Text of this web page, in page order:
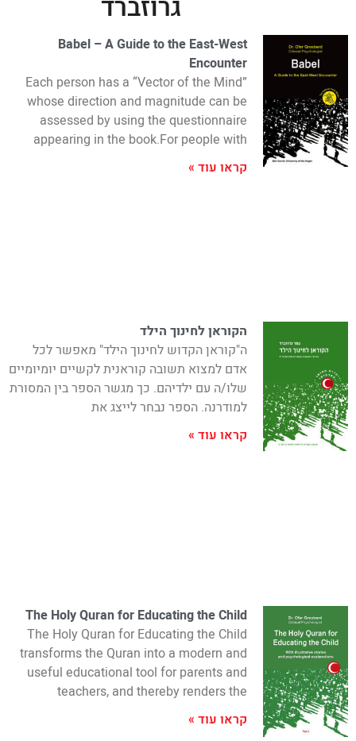
גרוזברד
Babel – A Guide to the East-West
Encounter
Each person has a “Vector of the Mind”
whose direction and magnitude can be
assessed by using the questionnaire
appearing in the book.For people with
קראו עוד »
הקוראן לחינוך הילד
ה"קוראן הקדוש לחינוך הילד" מאפשר לכל
אדם למצוא תשובה קוראנית לקשיים יומיומיים
שלו/ה עם ילדיהם. כך מגשר הספר בין המסורת
למודרנה. הספר נבחר לייצג את
קראו עוד »
The Holy Quran for Educating the Child
The Holy Quran for Educating the Child
transforms the Quran into a modern and
useful educational tool for parents and
teachers, and thereby renders the
קראו עוד »